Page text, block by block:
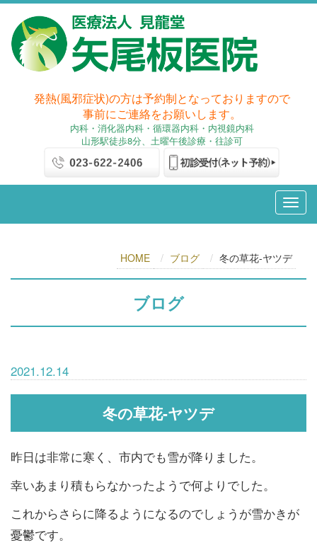
発熱(風邪症状)の方は予約制となっておりますので
事前にご連絡をお願いします。
内科・消化器内科・循環器内科・内視鏡内科
山形駅徒歩8分、土曜午後診療・往診可
HOME ブログ 冬の草花-ヤツデ
ブログ
2021.12.14
冬の草花-ヤツデ
昨日は非常に寒く、市内でも雪が降りました。
幸いあまり積もらなかったようで何よりでした。
これからさらに降るようになるのでしょうが雪かきが
憂鬱です。